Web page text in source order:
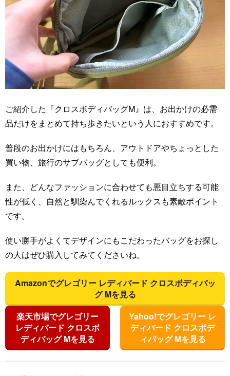
ご紹介した『クロスボディバッグM』は、お出かけの必需
品だけをまとめて持ち歩きたいという人におすすめです。
普段のお出かけにはもちろん、アウトドアやちょっとした
買い物、旅行のサブバッグとしても便利。
また、どんなファッションに合わせても悪目立ちする可能
性が低く、自然と馴染んでくれるルックスも素敵ポイント
です。
使い勝手がよくてデザインにもこだわったバッグをお探し
の人はぜひ購入してみてくださいね。
Amazonでグレゴリー レディバード クロスボディバッ
グ Mを見る
楽天市場でグレゴリー
レディバード クロスボ
ディバッグ Mを見る
Yahoo!でグレゴリー レ
ディバード クロスボデ
ィバッグ Mを見る